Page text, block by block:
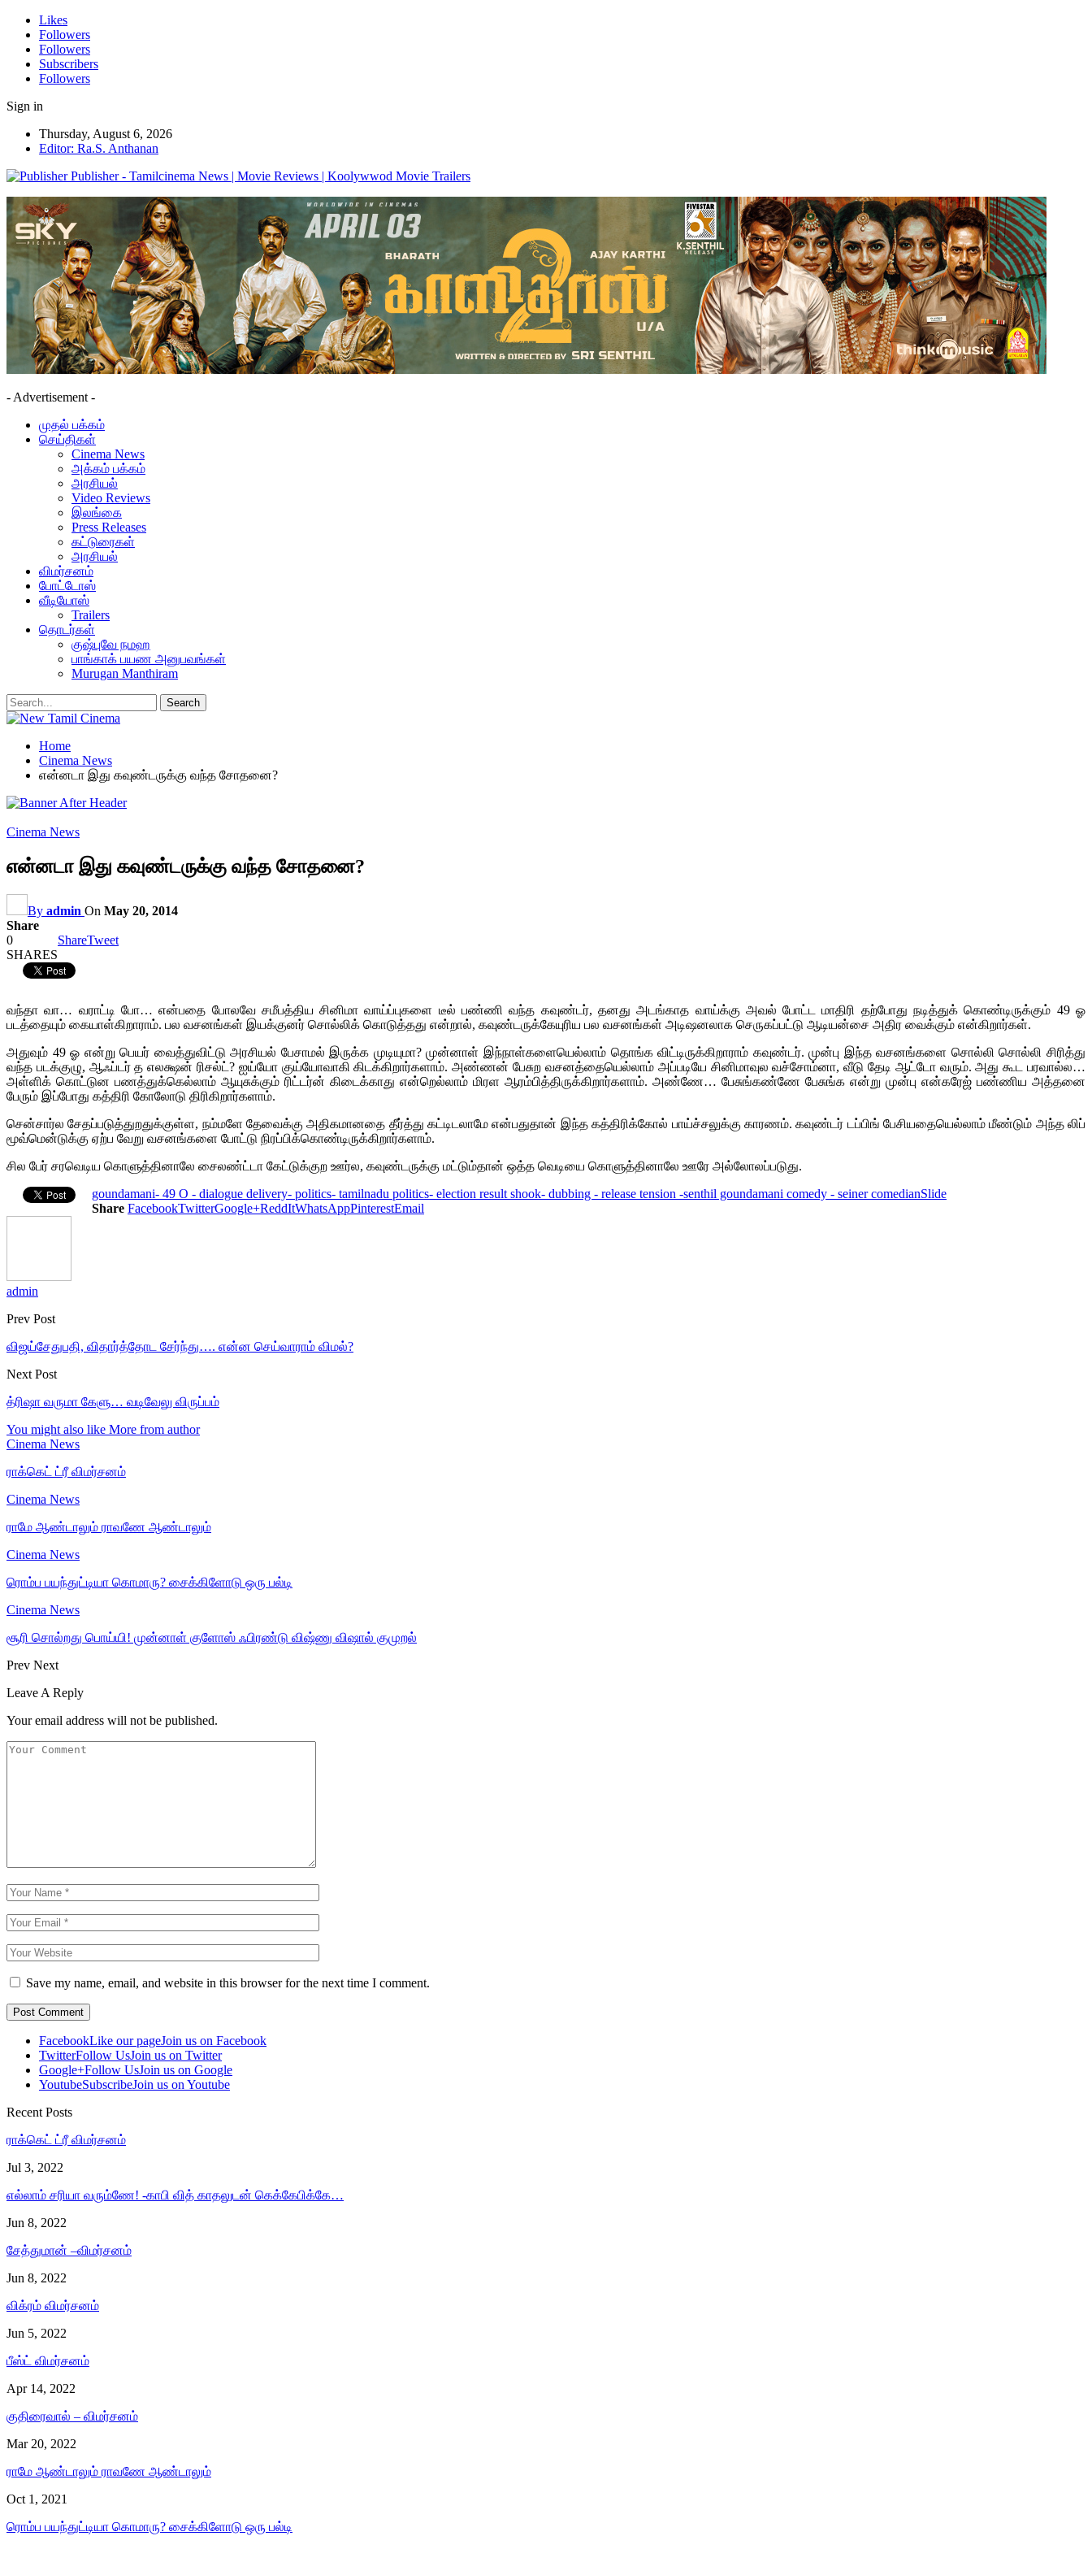
Likes
Followers
Followers
Subscribers
Followers
Sign in
Thursday, August 6, 2026
Editor: Ra.S. Anthanan
Publisher - Tamilcinema News | Movie Reviews | Koolywwod Movie Trailers
- Advertisement -
முதல் பக்கம்
செய்திகள்
Cinema News
அக்கம் பக்கம்
அரசியல்
Video Reviews
இலங்கை
Press Releases
கட்டுரைகள்
அரசியல்
விமர்சனம்
போட்டோஸ்
வீடியோஸ்
Trailers
தொடர்கள்
குஷ்புவே நமஹ
பாங்காக் பயண அனுபவங்கள்
Murugan Manthiram
Home
Cinema News
என்னடா இது கவுண்டருக்கு வந்த சோதனை?
Cinema News
என்னடா இது கவுண்டருக்கு வந்த சோதனை?
By admin On May 20, 2014
Share
0
SHARES
ShareTweet
வந்தா வா… வராட்டி போ… என்பதை போலவே சமீபத்திய சினிமா வாய்ப்புகளை டீல் பண்ணி வந்த கவுண்டர், தனது அடங்காத வாய்க்கு அவல் போட்ட மாதிரி தற்போது நடித்துக் கொண்டிருக்கும் 49 ஓ
படத்தையும் கையாள்கிறாராம். பல வசனங்கள் இயக்குனர் சொல்லிக் கொடுத்தது என்றால், கவுண்டருக்கேயுரிய பல வசனங்கள் அடிஷனலாக செருகப்பட்டு ஆடியன்சை அதிர வைக்கும் என்கிறார்கள்.
அதுவும் 49 ஓ என்று பெயர் வைத்துவிட்டு அரசியல் பேசாமல் இருக்க முடியுமா? முன்னாள் இந்நாள்களையெல்லாம் தொங்க விட்டிருக்கிறாராம் கவுண்டர். முன்பு இந்த வசனங்களை சொல்லி சொல்லி சிரித்து
வந்த படக்குழு, ஆஃப்டர் த எலக்ஷன் ரிசல்ட்? ஐய்யோ குய்யோவாகி கிடக்கிறார்களாம். அண்ணன் பேசுற வசனத்தையெல்லாம் அப்படியே சினிமாவுல வச்சோம்னா, வீடு தேடி ஆட்டோ வரும். அது கூட பரவால்ல…
அள்ளிக் கொட்டுன பணத்துக்கெல்லாம் ஆயுசுக்கும் ரிட்டர்ன் கிடைக்காது என்றெல்லாம் மிரள ஆரம்பித்திருக்கிறார்களாம். அண்ணே… பேசுங்கண்ணே பேசுங்க என்று முன்பு என்கரேஜ் பண்ணிய அத்தனை
பேரும் இப்போது கத்திரி கோலோடு திரிகிறார்களாம்.
சென்சார்ல சேதப்படுத்துறதுக்குள்ள, நம்மளே தேவைக்கு அதிகமானதை தீர்த்து கட்டிடலாமே என்பதுதான் இந்த கத்திரிக்கோல் பாய்ச்சலுக்கு காரணம். கவுண்டர் டப்பிங் பேசியதையெல்லாம் மீண்டும் அந்த லிப்
மூவ்மென்டுக்கு ஏற்ப வேறு வசனங்களை போட்டு நிரப்பிக்கொண்டிருக்கிறார்களாம்.
சில பேர் சரவெடிய கொளுத்தினாலே சைலண்ட்டா கேட்டுக்குற ஊர்ல, கவுண்டருக்கு மட்டும்தான் ஒத்த வெடியை கொளுத்தினாலே ஊரே அல்லோலப்படுது.
goundamani- 49 O - dialogue delivery- politics- tamilnadu politics- election result shook- dubbing - release tension -senthil goundamani comedy - seiner comedianSlide
Share FacebookTwitterGoogle+ReddItWhatsAppPinterestEmail
admin
Prev Post
விஜய்சேதுபதி, விதார்த்தோட சேர்ந்து…. என்ன செய்வாராம் விமல்?
Next Post
த்ரிஷா வருமா கேளு… வடிவேலு விருப்பம்
You might also like More from author
Cinema News
ராக்கெட் ட்ரீ விமர்சனம்
Cinema News
ராமே ஆண்டாலும் ராவணே ஆண்டாலும்
Cinema News
ரொம்ப பயந்துட்டியா கொமாரு? சைக்கிளோடு ஒரு பல்டி
Cinema News
சூரி சொல்றது பொய்யி! முன்னாள் குளோஸ் ஃபிரண்டு விஷ்ணு விஷால் குமுறல்
Prev Next
Leave A Reply
Your email address will not be published.
Save my name, email, and website in this browser for the next time I comment.
FacebookLike our pageJoin us on Facebook
TwitterFollow UsJoin us on Twitter
Google+Follow UsJoin us on Google
YoutubeSubscribeJoin us on Youtube
Recent Posts
ராக்கெட் ட்ரீ விமர்சனம்
Jul 3, 2022
எல்லாம் சரியா வரும்ணே! -காபி வித் காதலுடன் கெக்கேபிக்கே…
Jun 8, 2022
சேத்துமான் –விமர்சனம்
Jun 8, 2022
விக்ரம் விமர்சனம்
Jun 5, 2022
பீஸ்ட் விமர்சனம்
Apr 14, 2022
குதிரைவால் – விமர்சனம்
Mar 20, 2022
ராமே ஆண்டாலும் ராவணே ஆண்டாலும்
Oct 1, 2021
ரொம்ப பயந்துட்டியா கொமாரு? சைக்கிளோடு ஒரு பல்டி